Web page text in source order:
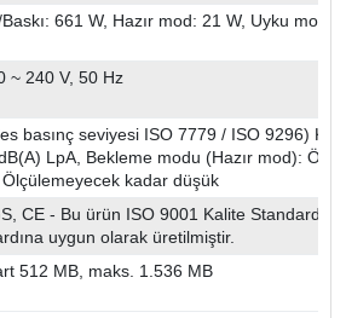
661 W, Hazır mod: 21 W, Uyku modu:
~ 240 V, 50 Hz
basınç seviyesi ISO 7779 / ISO 9296)
LpA, Bekleme modu (Hazır mod):
kadar düşük
CE - Bu ürün ISO 9001 Kalite Standardı
uygun olarak üretilmiştir.
512 MB, maks. 1.536 MB